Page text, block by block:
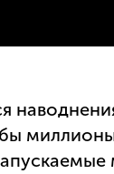
миллионы